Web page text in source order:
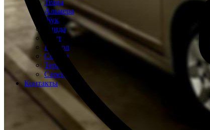
Теана
Альмера
Жук
Тиида
Ноут
Патрол
Сентра
Террано
Серена
Контакты